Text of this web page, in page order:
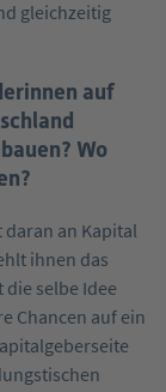
gleichzeitig
auf
Wo
an Kapital
ihnen das
selbe Idee
Chancen auf ein